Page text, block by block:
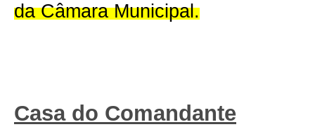
da Câmara Municipal.
Casa do Comandante